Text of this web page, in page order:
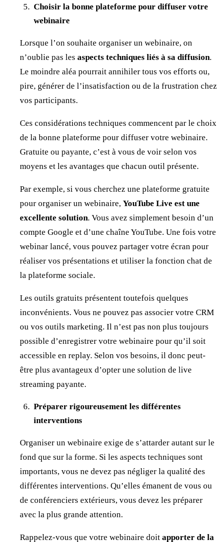
Choisir la bonne plateforme pour diffuser votre
webinaire
Lorsque l’on souhaite organiser un webinaire, on
n’oublie pas les aspects techniques liés à sa diffusion.
Le moindre aléa pourrait annihiler tous vos efforts ou,
pire, générer de l’insatisfaction ou de la frustration chez
vos participants.
Ces considérations techniques commencent par le choix
de la bonne plateforme pour diffuser votre webinaire.
Gratuite ou payante, c’est à vous de voir selon vos
moyens et les avantages que chacun outil présente.
Par exemple, si vous cherchez une plateforme gratuite
pour organiser un webinaire, YouTube Live est une
excellente solution. Vous avez simplement besoin d’un
compte Google et d’une chaîne YouTube. Une fois votre
webinar lancé, vous pouvez partager votre écran pour
réaliser vos présentations et utiliser la fonction chat de
la plateforme sociale.
Les outils gratuits présentent toutefois quelques
inconvénients. Vous ne pouvez pas associer votre CRM
ou vos outils marketing. Il n’est pas non plus toujours
possible d’enregistrer votre webinaire pour qu’il soit
accessible en replay. Selon vos besoins, il donc peut-
être plus avantageux d’opter une solution de live
streaming payante.
Préparer rigoureusement les différentes
interventions
Organiser un webinaire exige de s’attarder autant sur le
fond que sur la forme. Si les aspects techniques sont
importants, vous ne devez pas négliger la qualité des
différentes interventions. Qu’elles émanent de vous ou
de conférenciers extérieurs, vous devez les préparer
avec la plus grande attention.
Rappelez-vous que votre webinaire doit apporter de la